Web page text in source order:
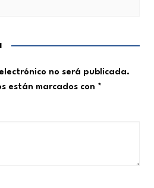
no será publicada.
están marcados con *